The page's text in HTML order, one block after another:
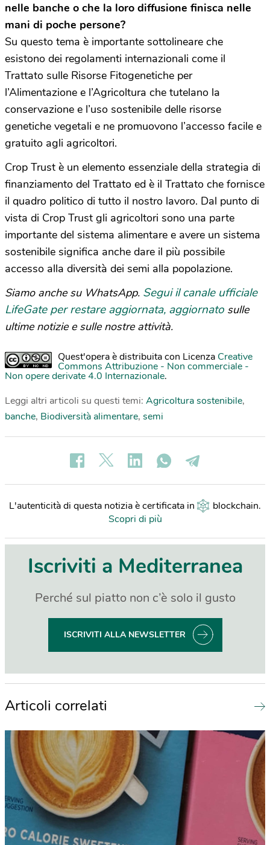
nelle banche o che la loro diffusione finisca nelle
mani di poche persone?
Su questo tema è importante sottolineare che
esistono dei regolamenti internazionali come il
Trattato sulle Risorse Fitogenetiche per
l’Alimentazione e l’Agricoltura che tutelano la
conservazione e l’uso sostenibile delle risorse
genetiche vegetali e ne promuovono l’accesso facile e
gratuito agli agricoltori.
Crop Trust è un elemento essenziale della strategia di
finanziamento del Trattato ed è il Trattato che fornisce
il quadro politico di tutto il nostro lavoro. Dal punto di
vista di Crop Trust gli agricoltori sono una parte
importante del sistema alimentare e avere un sistema
sostenibile significa anche dare il più possibile
accesso alla diversità dei semi alla popolazione.
Siamo anche su WhatsApp. Segui il canale ufficiale
LifeGate per restare aggiornata, aggiornato sulle
ultime notizie e sulle nostre attività.
Quest'opera è distribuita con Licenza Creative
Commons Attribuzione - Non commerciale -
Non opere derivate 4.0 Internazionale.
Leggi altri articoli su questi temi: Agricoltura sostenibile,
banche, Biodiversità alimentare, semi
L'autenticità di questa notizia è certificata in blockchain.
Scopri di più
Iscriviti a Mediterranea
Perché sul piatto non c’è solo il gusto
ISCRIVITI ALLA NEWSLETTER
Articoli correlati